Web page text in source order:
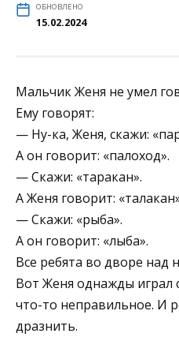
ОБНОВЛЕНО
15.02.2024
Мальчик Женя не умел
Ему говорят:
— Ну-ка, Женя, скажи:
А он говорит: «палоход».
— Скажи: «таракан».
А Женя говорит:
— Скажи: «рыба».
А он говорит: «лыба».
Все ребята во дворе над
Вот Женя однажды играл
что-то неправильное. И
дразнить.